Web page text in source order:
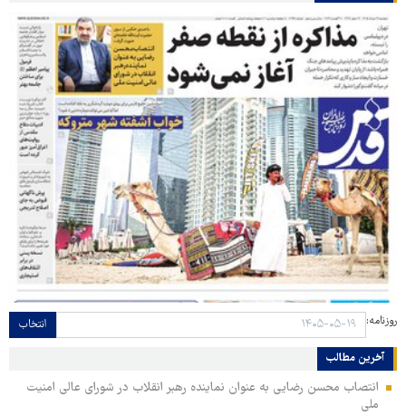
روزنامه: انتخاب
آخرین مطالب
انتصاب محسن رضایی به عنوان نماینده رهبر انقلاب در شورای عالی امنیت
ملی